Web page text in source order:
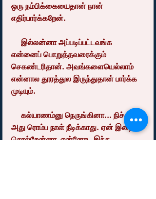
ஒரு நம்பிக்கையைதான் நான்
எதிர்பார்க்கறேன்.
என்னைப் பொறுத்தவரைக்கும்
செகண்டரிதான். அவங்களையெல்லாம்
என்னால தூரத்துல இருந்துதான் பார்க்க
முடியும்.
அது ரொம்ப நாள் நீடிக்காது. ஏன் இதை
சொல்றேன்னா, என்னோட இந்த